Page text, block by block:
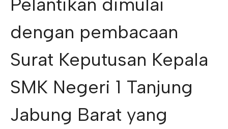
dengan pembacaan
Surat Keputusan Kepala
SMK Negeri 1 Tanjung
Jabung Barat yang